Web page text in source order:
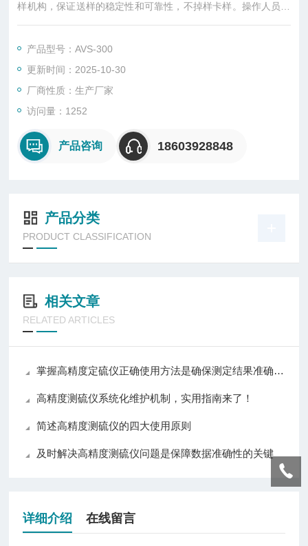
样机构，保证送样的稳定性和可靠性，不掉样卡样。操作人员只
需准备好样品放到样盘上，仪器自动完成分析。
产品型号：AVS-300
更新时间：2025-10-30
厂商性质：生产厂家
访问量：1252
产品咨询 18603928848
产品分类
PRODUCT CLASSIFICATION
相关文章
RELATED ARTICLES
掌握高精度定硫仪正确使用方法是确保测定结果准确性的关键
高精度测硫仪系统化维护机制，实用指南来了！
简述高精度测硫仪的四大使用原则
及时解决高精度测硫仪问题是保障数据准确性的关键
详细介绍 在线留言